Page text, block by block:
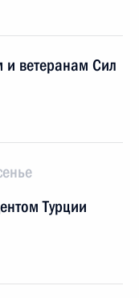
и ветеранам Сил
Турции